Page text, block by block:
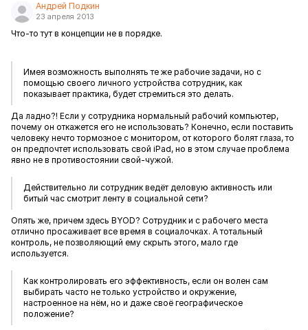
Андрей Подкин
23 апреля 2013
Что-то тут в концепции не в порядке.
Имея возможность выполнять те же рабочие задачи, но с
помощью своего личного устройства сотрудник, как
показывает практика, будет стремиться это делать.
Да ладно?! Если у сотрудника нормальный рабочий компьютер,
почему он откажется его не использовать? Конечно, если поставить
человеку нечто тормозное с монитором, от которого болят глаза, то
он предпочтет использовать свой iPad, но в этом случае проблема
явно не в противостоянии свой-чужой.
Действительно ли сотрудник ведёт деловую активность или
битый час смотрит ленту в социальной сети?
Опять же, причем здесь BYOD? Сотрудник и c рабочего места
отлично просаживает все время в социалочках. А тотальный
контроль, не позволяющий ему скрыть этого, мало где
используется.
Как контролировать его эффективность, если он волен сам
выбирать часто не только устройство и окружение,
настроенное на нём, но и даже своё географическое
положение?